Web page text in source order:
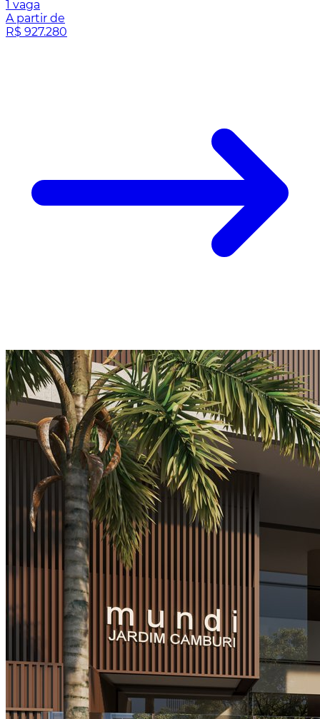
1 vaga
A partir de
R$ 927.280